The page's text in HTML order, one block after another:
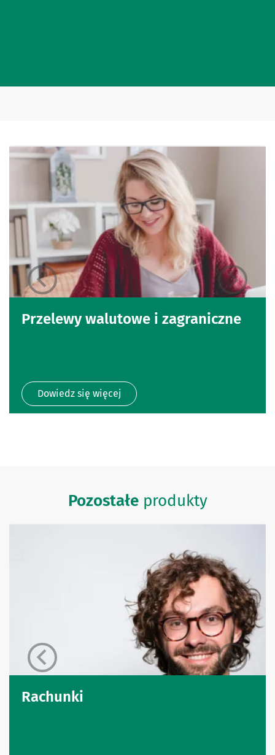
Przelewy walutowe i zagraniczne
Dowiedz się więcej
Pozostałeprodukty
Rachunki